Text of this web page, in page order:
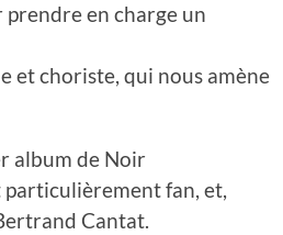
prendre en charge un
et choriste, qui nous amène
album de Noir
particulièrement fan, et,
Cantat.